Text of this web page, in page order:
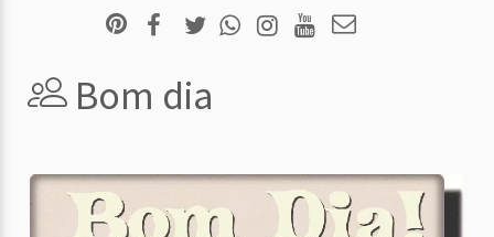
Bom dia